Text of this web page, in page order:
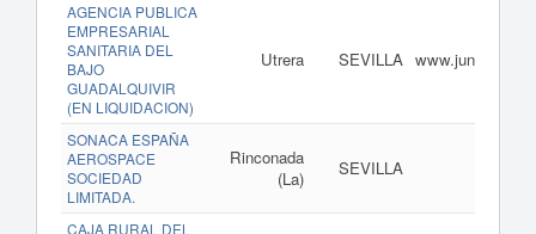
AGENCIA PUBLICA
EMPRESARIAL
SANITARIA DEL
BAJO
GUADALQUIVIR
(EN LIQUIDACION)
Utrera SEVILLA
SONACA ESPAÑA
AEROSPACE
SOCIEDAD
LIMITADA.
Rinconada
(La)
SEVILLA
CAJA RURAL DEL